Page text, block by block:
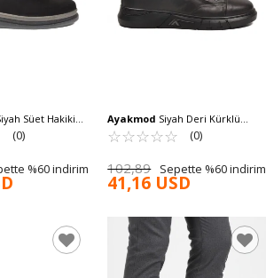
Süet Hakiki
Bot 153-5545
(0)
%60 indirim
Ayakmod Siyah Deri Kürklü
Kaymaz Soğuğa Dirençli Erkek
Bot 2K1238-HK-510 M
☆☆☆☆☆
★★★★★ (0)
102,89 Sepette %60 indirim
41,16 USD